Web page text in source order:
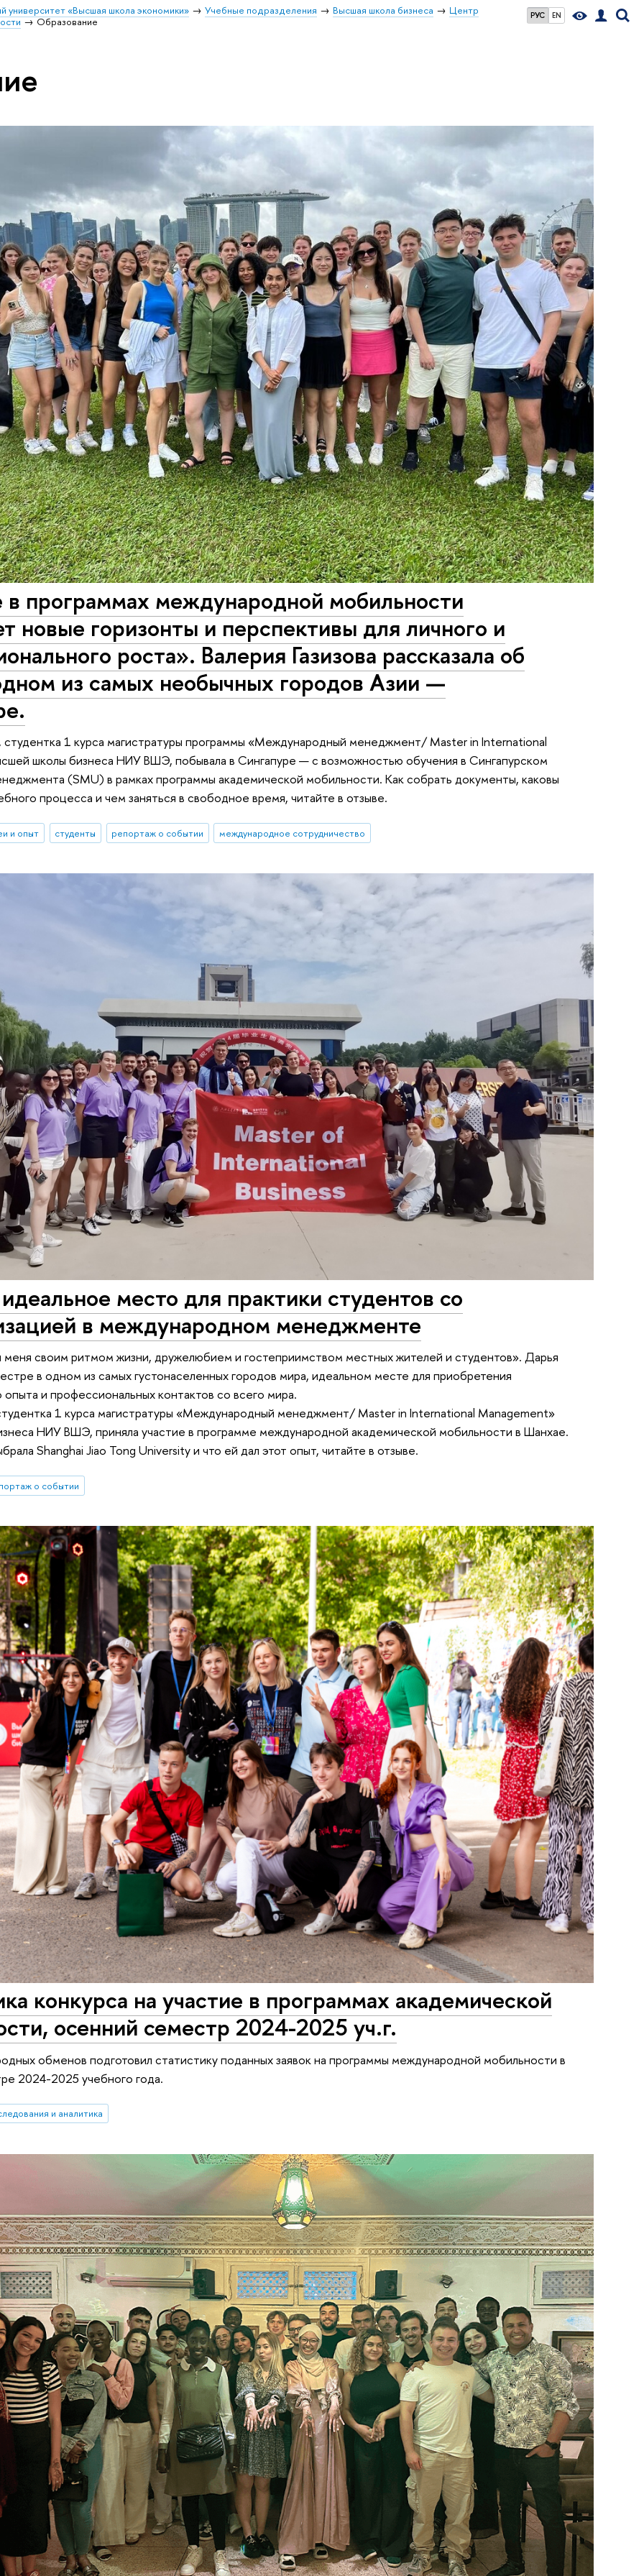
РУС EN
университет «Высшая школа экономики» Учебные подразделения Высшая школа бизнеса
Центр
Образование
в программах международной мобильности
новые горизонты и перспективы для личного и
роста». Валерия Газизова рассказала об
из самых необычных городов Азии —
студентка 1 курса магистратуры программы «Международный менеджмент/ Master in International
школы бизнеса НИУ ВШЭ, побывала в Сингапуре — с возможностью обучения в Сингапурском
(SMU) в рамках программы академической мобильности. Как собрать документы, каковы
процесса и чем заняться в свободное время, читайте в отзыве.
и опыт студенты репортаж о событии международное сотрудничество
место для практики студентов со
в международном менеджменте
меня своим ритмом жизни, дружелюбием и гостеприимством местных жителей и студентов». Дарья
в одном из самых густонаселенных городов мира, идеальном месте для приобретения
и профессиональных контактов со всего мира.
1 курса магистратуры «Международный менеджмент/ Master in International Management»
НИУ ВШЭ, приняла участие в программе международной академической мобильности в Шанхае.
Shanghai Jiao Tong University и что ей дал этот опыт, читайте в отзыве.
о событии
конкурса на участие в программах академической
осенний семестр 2024-2025 уч.г.
обменов подготовил статистику поданных заявок на программы международной мобильности в
2024-2025 учебного года.
и аналитика